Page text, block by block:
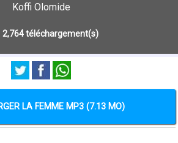
Koffi Olomide
2,764 téléchargement(s)
LA FEMME MP3 (7.13 MO)